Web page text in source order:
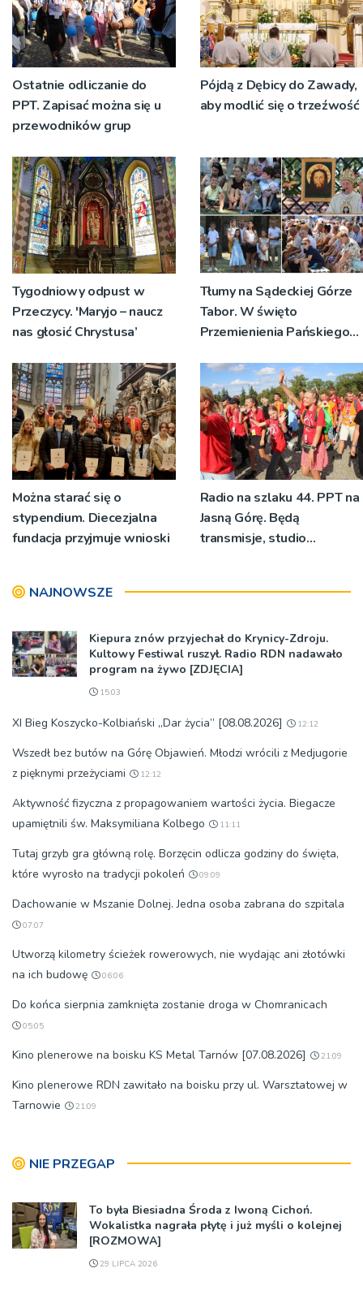
Ostatnie odliczanie do
PPT. Zapisać można się u
przewodników grup
Pójdą z Dębicy do Zawady,
aby modlić się o trzeźwość
Tygodniowy odpust w
Przeczycy. 'Maryjo – naucz
nas głosić Chrystusa’
Tłumy na Sądeckiej Górze
Tabor. W święto
Przemienienia Pańskiego
znaczeniu Sakramentów
[ZDJĘCIA]
Można starać się o
stypendium. Diecezjalna
fundacja przyjmuje wnioski
Radio na szlaku 44. PPT na
Jasną Górę. Będą
transmisje, studio
NAJNOWSZE
Kiepura znów przyjechał do Krynicy-Zdroju.
Kultowy Festiwal ruszył. Radio RDN nadawało
program na żywo [ZDJĘCIA]
15:03
XI Bieg Koszycko-Kolbiański „Dar życia” [08.08.2026] 12:12
Wszedł bez butów na Górę Objawień. Młodzi wrócili z Medjugorie
z pięknymi przeżyciami
12:12
Aktywność fizyczna z propagowaniem wartości życia. Biegacze
upamiętnili św. Maksymiliana Kolbego
11:11
Tutaj grzyb gra główną rolę. Borzęcin odlicza godziny do święta,
które wyrosło na tradycji pokoleń
09:09
Dachowanie w Mszanie Dolnej. Jedna osoba zabrana do szpitala
07:07
Utworzą kilometry ścieżek rowerowych, nie wydając ani złotówki
na ich budowę
06:06
Do końca sierpnia zamknięta zostanie droga w Chomranicach
05:05
Kino plenerowe na boisku KS Metal Tarnów [07.08.2026] 21:09
Kino plenerowe RDN zawitało na boisku przy ul. Warsztatowej w
Tarnowie
21:09
NIE PRZEGAP
To była Biesiadna Środa z Iwoną Cichoń.
Wokalistka nagrała płytę i już myśli o kolejnej
[ROZMOWA]
29 LIPCA 2026